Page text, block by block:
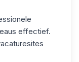
effectief.